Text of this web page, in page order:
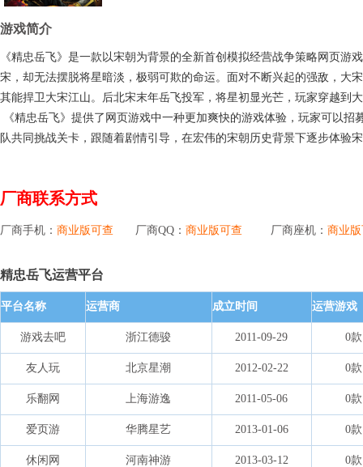
游戏简介
《精忠岳飞》是一款以宋朝为背景的全新首创模拟经营战争策略网页
宋，却无法摆脱将星暗淡，极弱可欺的命运。面对不断兴起的强敌，大
其能捍卫大宋江山。后北宋末年岳飞投军，将星初显光芒，玩家穿越到
《精忠岳飞》提供了网页游戏中一种更加爽快的游戏体验，玩家可以
队共同挑战关卡，跟随着剧情引导，在宏伟的宋朝历史背景下逐步体验
厂商联系方式
厂商手机： 商业版可查 厂商QQ： 商业版可查 厂商座机： 商业
精忠岳飞运营平台
平台名称 运营商 成立时间 运营游戏
游戏去吧 浙江德骏 2011-09-29 0款
友人玩 北京星潮 2012-02-22 0款
乐翻网 上海游逸 2011-05-06 0款
爱页游 华腾星艺 2013-01-06 0款
休闲网 河南神游 2013-03-12 0款